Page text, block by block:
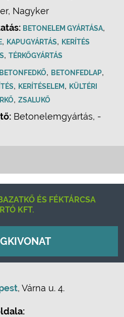
Nagyker
BETONELEM GYÁRTÁSA,
, KAPUGYÁRTÁS, KERÍTÉS
, TÉRKŐGYÁRTÁS
BETONFEDKŐ, BETONFEDLAP,
, KERÍTÉSELEM, KÜLTÉRI
, ZSALUKŐ
Betonelemgyártás, -
ÉS FÉKTÁRCSA
KFT.
, Várna u. 4.